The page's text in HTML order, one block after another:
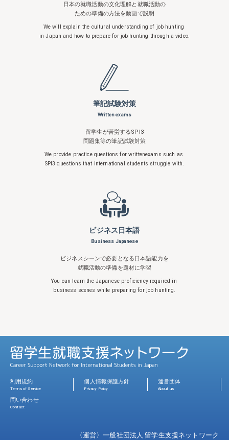
日本の就職活動の文化理解と就職活動の
ための準備の方法を動画で説明
We will explain the cultural understandingof job hunting
in Japan and how to prepare for job hunting through a video.
筆記試験対策
Written exams
留学生が苦労するSPI3
問題集等の筆記試験対策
We provide practice questions for writtenexams such as
SPI3 questions that international students struggle with.
ビジネス日本語
Business Japanese
ビジネスシーンで必要となる日本語能力を
就職活動の準備を題材に学習
You can learn the Japanese proficiency required in
business scenes while preparing for job hunting.
利用規約
Terms of Service
個人情報保護方針
Privacy Policy
運営団体
About us
問い合わせ
Contact
〈運営〉一般社団法人 留学生支援ネットワーク